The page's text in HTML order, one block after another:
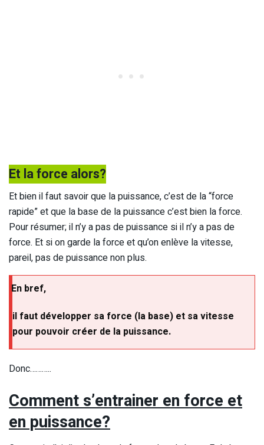
Et la force alors?
Et bien il faut savoir que la puissance, c’est de la “force
rapide” et que la base de la puissance c’est bien la force.
Pour résumer; il n’y a pas de puissance si il n’y a pas de
force. Et si on garde la force et qu’on enlève la vitesse,
pareil, pas de puissance non plus.
En bref,
il faut développer sa force (la base) et sa vitesse
pour pouvoir créer de la puissance.
Donc………..
Comment s’entrainer en force et
en puissance?